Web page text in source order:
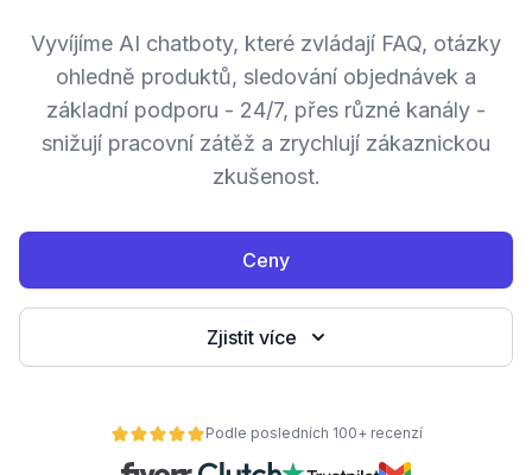
Vyvíjíme AI chatboty, které zvládají FAQ, otázky
ohledně produktů, sledování objednávek a
základní podporu - 24/7, přes různé kanály -
snižují pracovní zátěž a zrychlují zákaznickou
zkušenost.
Ceny
Zjistit více
Podle posledních 100+ recenzí